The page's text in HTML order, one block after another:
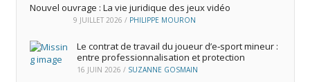
Nouvel ouvrage : La vie juridique des jeux vidéo
9 JUILLET 2026 / PHILIPPE MOURON
Le contrat de travail du joueur d’e‑sport mineur :
entre professionnalisation et protection
16 JUIN 2026 / SUZANNE GOSMAIN